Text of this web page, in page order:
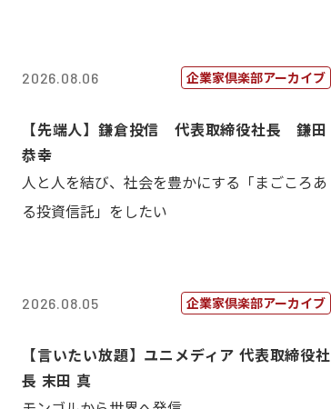
2026.08.06 企業家倶楽部アーカイブ
【先端人】鎌倉投信 代表取締役社長 鎌田
恭幸
人と人を結び、社会を豊かにする「まごころあ
る投資信託」をしたい
2026.08.05 企業家倶楽部アーカイブ
【言いたい放題】ユニメディア 代表取締役社
長 末田 真